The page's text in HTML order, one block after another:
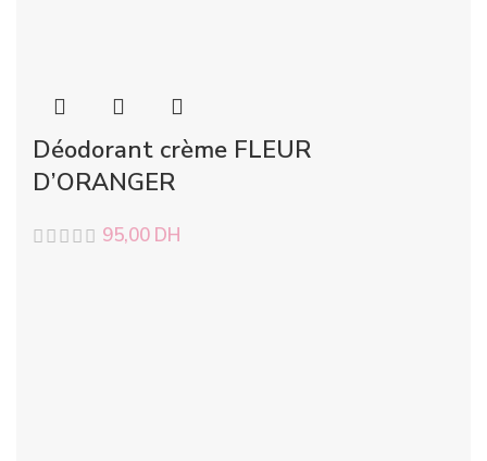
Déodorant crème FLEUR
D’ORANGER
95,00 DH